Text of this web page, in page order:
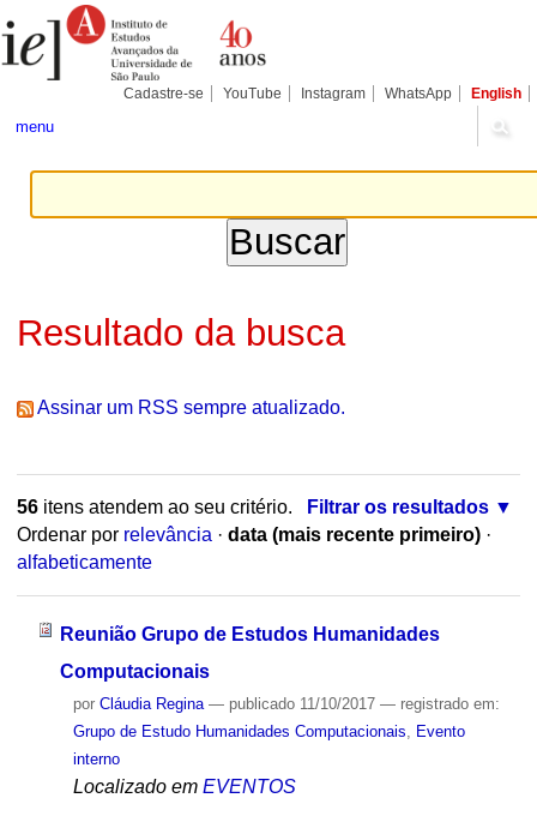
para
conteúdo.
Pessoais
Cadastre-se YouTube Instagram WhatsApp English
menu
Resultado da busca
Assinar um RSS sempre atualizado.
56itens atendem ao seu critério.
Filtrar os resultados
Ordenar por relevância · data (mais recente primeiro) ·
alfabeticamente
Reunião Grupo de Estudos Humanidades
Computacionais
por Cláudia Regina — publicado11/10/2017 — registrado em:
Grupo de Estudo Humanidades Computacionais
Evento
interno
Localizado em EVENTOS